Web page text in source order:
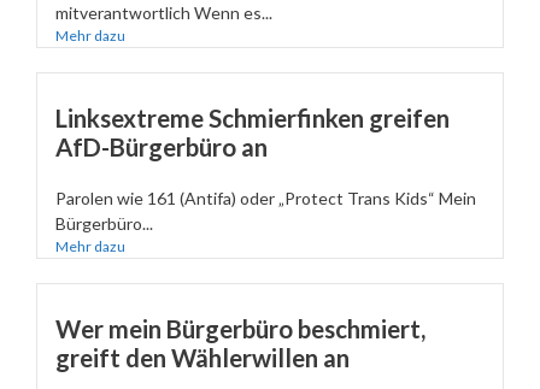
mitverantwortlich Wenn es...
Mehr dazu
Linksextreme Schmierfinken greifen
AfD-Bürgerbüro an
Parolen wie 161 (Antifa) oder „Protect Trans Kids“ Mein
Bürgerbüro...
Mehr dazu
Wer mein Bürgerbüro beschmiert,
greift den Wählerwillen an